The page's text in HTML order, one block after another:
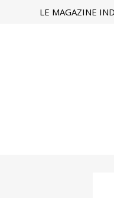
LE MAGAZINE